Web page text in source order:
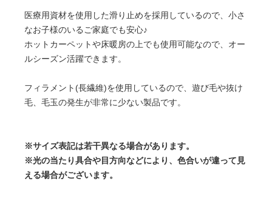
医療用資材を使用した滑り止めを採用しているので、小さ
なお子様のいるご家庭でも安心♪
ホットカーペットや床暖房の上でも使用可能なので、オー
ルシーズン活躍できます。
フィラメント(長繊維)を使用しているので、遊び毛や抜け
毛、毛玉の発生が非常に少ない製品です。
※サイズ表記は若干異なる場合があります。
※光の当たり具合や目方向などにより、色合いが違って見
える場合がございます。